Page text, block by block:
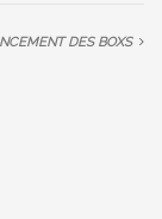
DES BOXS